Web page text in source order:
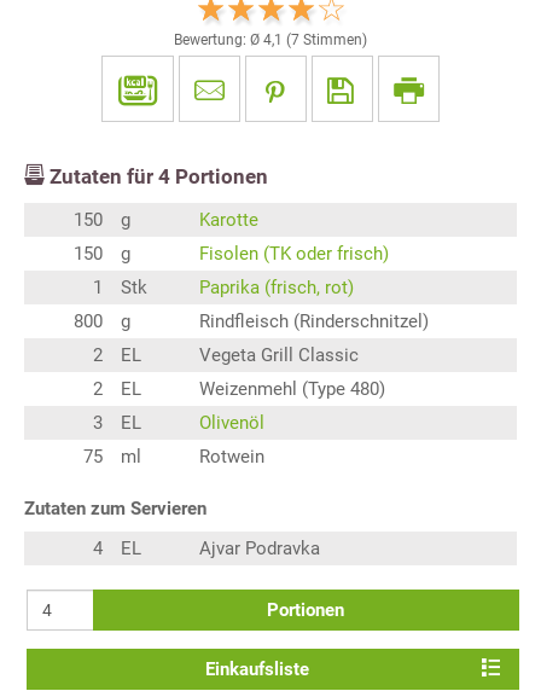
Bewertung: Ø 4,1 (7 Stimmen)
Zutaten für 4 Portionen
150 g
Karotte
150
g
Fisolen (TK oder frisch)
1
Stk
Paprika (frisch, rot)
800
g
Rindfleisch (Rinderschnitzel)
2
EL
Vegeta Grill Classic
2
EL
Weizenmehl (Type 480)
3
EL
Olivenöl
75
ml Rotwein
Zutaten zum Servieren
4
EL Ajvar Podravka
Portionen
Einkaufsliste